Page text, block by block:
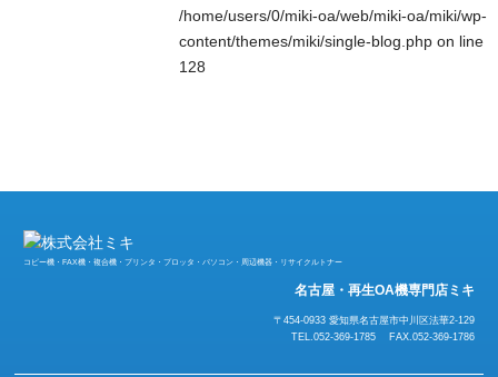
/home/users/0/miki-oa/web/miki-oa/miki/wp-
content/themes/miki/single-blog.php on line
128
コピー機・FAX機・複合機・プリンタ・プロッタ・パソコン・周辺機器・リサイクルトナー
名古屋・再生OA機専門店ミキ
〒454-0933 愛知県名古屋市中川区法華2-129
TEL.052-369-1785 FAX.052-369-1786